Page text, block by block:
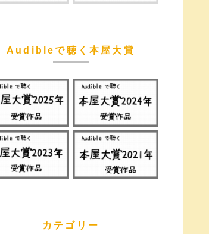
Audibleで聴く本屋大賞
カテゴリー